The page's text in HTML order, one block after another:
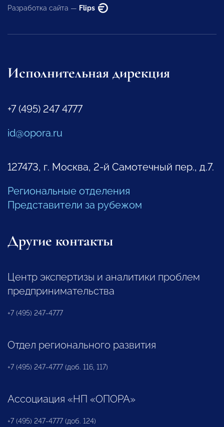
Разработка сайта — Flips
Исполнительная дирекция
+7 (495) 247 4777
id@opora.ru
127473, г. Москва, 2-й Самотечный пер., д.7.
Региональные отделения
Представители за рубежом
Другие контакты
Центр экспертизы и аналитики проблем
предпринимательства
+7 (495) 247-4777
Отдел регионального развития
+7 (495) 247-4777 (доб. 116, 117)
Ассоциация «НП «ОПОРА»
+7 (495) 247-4777 (доб. 124)